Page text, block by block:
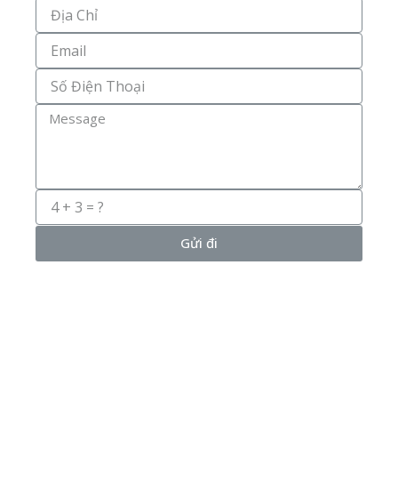
Tên
Địa
Chỉ
Email
Số
Điện
Thoại
Message
Gửi đi